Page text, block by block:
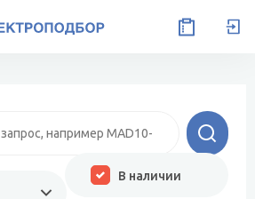
В наличии